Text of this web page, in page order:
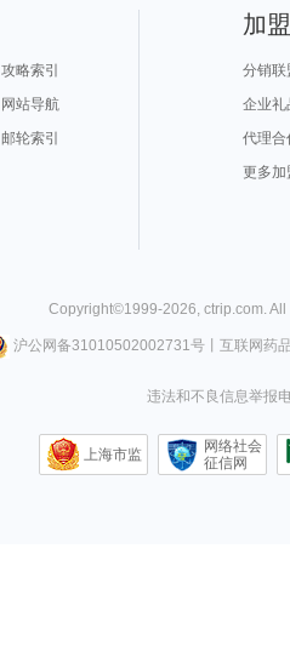
攻略索引
网站导航
邮轮索引
加
分销联
企业礼
代理合
更多加
Copyright©1999-2026, ctrip.com.
沪公网备31010502002731号丨 互联网药
违法和不良信息举报
上海市监
网络社会
征信网